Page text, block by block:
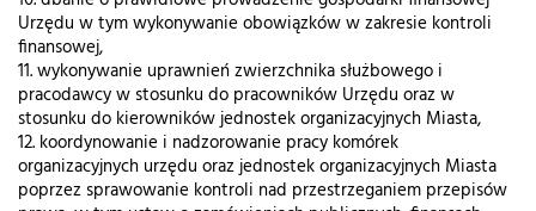
Urzędu w tym wykonywanie obowiązków w zakresie kontroli
finansowej,
11. wykonywanie uprawnień zwierzchnika służbowego i
pracodawcy w stosunku do pracowników Urzędu oraz w
stosunku do kierowników jednostek organizacyjnych Miasta,
12. koordynowanie i nadzorowanie pracy komórek
organizacyjnych urzędu oraz jednostek organizacyjnych Miasta
poprzez sprawowanie kontroli nad przestrzeganiem przepisów